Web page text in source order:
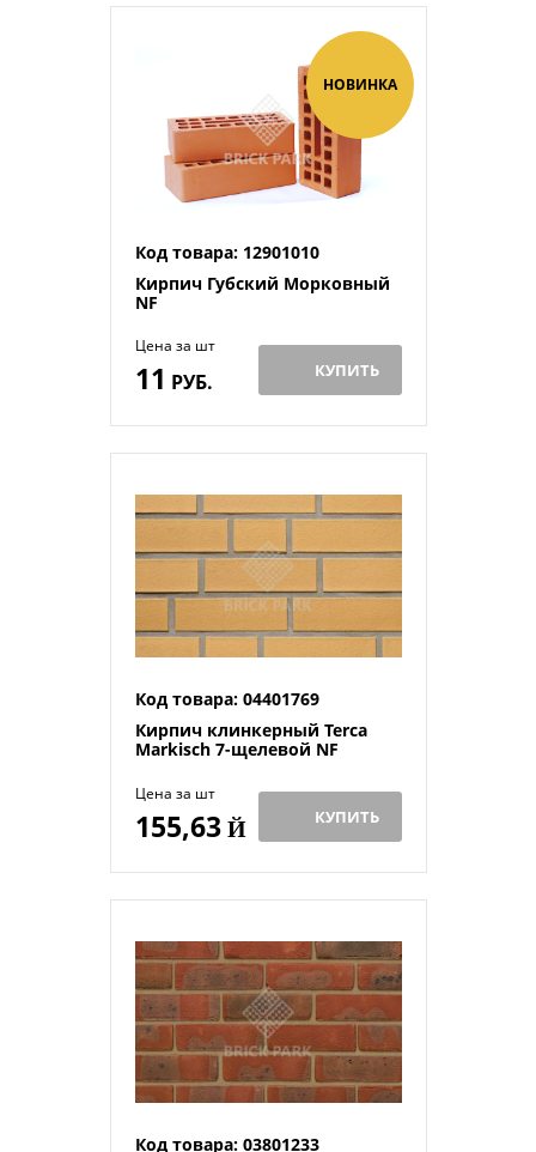
НОВИНКА
Код товара: 12901010
Кирпич Губский Морковный
NF
Цена за шт
11 РУБ. КУПИТЬ
Код товара: 04401769
Кирпич клинкерный Terca
Markisch 7-щелевой NF
Цена за шт
155,63Й КУПИТЬ
Код товара: 03801233